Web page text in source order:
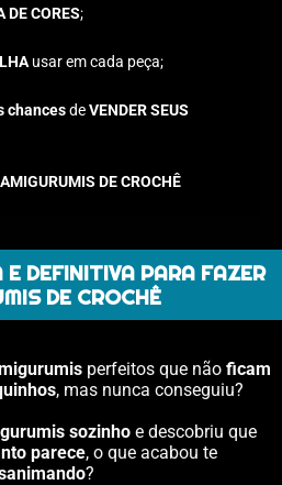
DE CORES;
usar em cada peça;
chancesdeVENDER SEUS
AMIGURUMIS DE CROCHÊ
DEFINITIVA PARA FAZER
DE CROCHÊ
perfeitos que nãoficam
, mas nunca conseguiu?
sozinho e descobriu que
parece, o que acabou te
?